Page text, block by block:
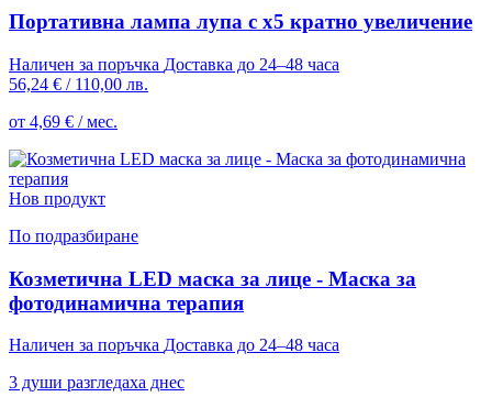
Портативна лампа лупа с х5 кратно увеличение
Наличен за поръчка Доставка до 24–48 часа
56,24 € / 110,00 лв.
от 4,69 € / мес.
Нов продукт
По подразбиране
Козметична LED маска за лице - Маска за
фотодинамична терапия
Наличен за поръчка Доставка до 24–48 часа
3 души разгледаха днес